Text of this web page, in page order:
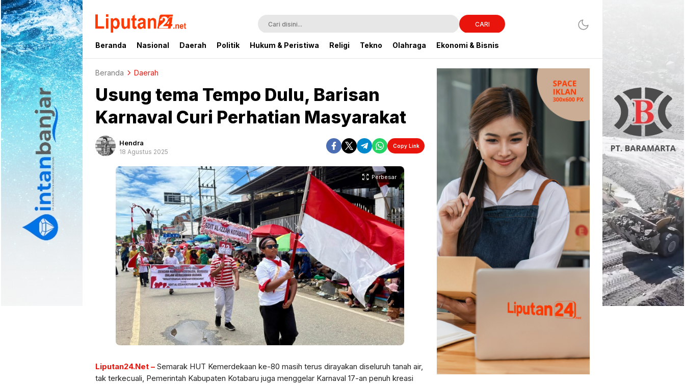
liputan24.net
CARI
Beranda Nasional Daerah Politik Hukum & Peristiwa Religi Tekno Olahraga Ekonomi & Bisnis
Beranda Daerah
Usung tema Tempo Dulu, Barisan
Karnaval Curi Perhatian Masyarakat
Hendra
18 Agustus 2025
Copy Link
Perbesar
Liputan24.Net – Semarak HUT Kemerdekaan ke-80 masih terus dirayakan diseluruh tanah air,
tak terkecuali, Pemerintah Kabupaten Kotabaru juga menggelar Karnaval 17-an penuh kreasi